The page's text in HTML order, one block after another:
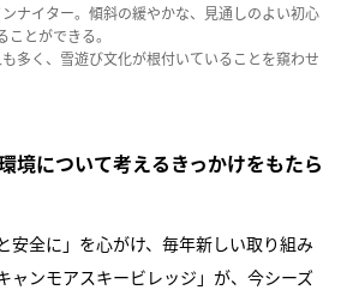
ナイター。傾斜の緩やかな、見通しのよい初心
とができる。
多く、雪遊び文化が根付いていることを窺わせ
境について考えるきっかけをもたら
安全に」を心がけ、毎年新しい取り組み
ャンモアスキービレッジ」が、今シーズ